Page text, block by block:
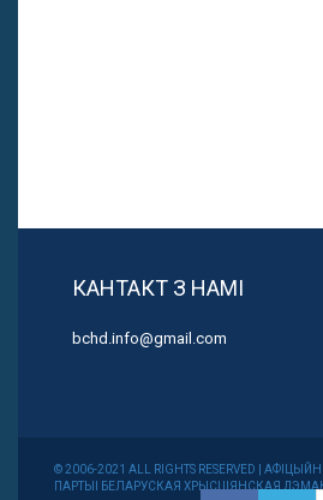
КАНТАКТ З НАМІ
bchd.info@gmail.com
© 2006-2021 ALL RIGHTS RESERVED |
ПАРТЫІ БЕЛАРУСКАЯ ХРЫСЦІЯНСКАЯ